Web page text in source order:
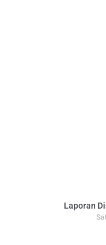
Laporan